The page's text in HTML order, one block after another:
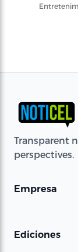
Transparent
perspectives.
Empresa
Ediciones